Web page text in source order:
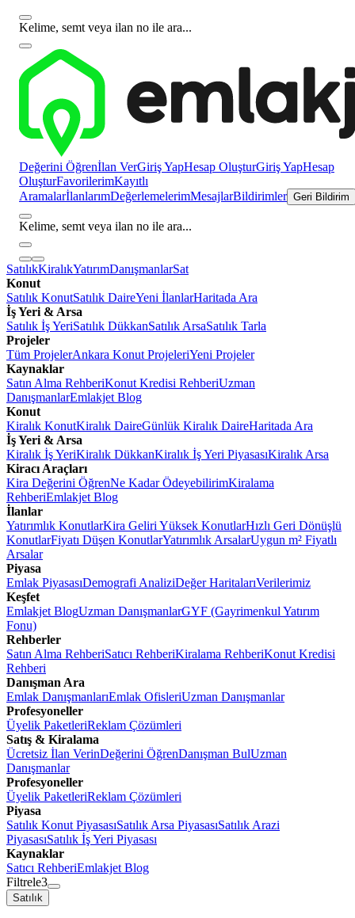
Kelime, semt veya ilan no ile ara...
Değerini Öğrenİlan VerGiriş YapHesap OluşturGiriş YapHesap
OluşturFavorilerimKayıtlı
AramalarİlanlarımDeğerlemelerimMesajlarBildirimler Geri Bildirim
Kelime, semt veya ilan no ile ara...
SatılıkKiralıkYatırımDanışmanlarSat
Konut
Satılık KonutSatılık DaireYeni İlanlarHaritada Ara
İş Yeri & Arsa
Satılık İş YeriSatılık DükkanSatılık ArsaSatılık Tarla
Projeler
Tüm ProjelerAnkara Konut ProjeleriYeni Projeler
Kaynaklar
Satın Alma RehberiKonut Kredisi RehberiUzman
DanışmanlarEmlakjet Blog
Konut
Kiralık KonutKiralık DaireGünlük Kiralık DaireHaritada Ara
İş Yeri & Arsa
Kiralık İş YeriKiralık DükkanKiralık İş Yeri PiyasasıKiralık Arsa
Kiracı Araçları
Kira Değerini ÖğrenNe Kadar ÖdeyebilirimKiralama
RehberiEmlakjet Blog
İlanlar
Yatırımlık KonutlarKira Geliri Yüksek KonutlarHızlı Geri Dönüşlü
KonutlarFiyatı Düşen KonutlarYatırımlık ArsalarUygun m² Fiyatlı
Arsalar
Piyasa
Emlak PiyasasıDemografi AnaliziDeğer HaritalarıVerilerimiz
Keşfet
Emlakjet BlogUzman DanışmanlarGYF (Gayrimenkul Yatırım
Fonu)
Rehberler
Satın Alma RehberiSatıcı RehberiKiralama RehberiKonut Kredisi
Rehberi
Danışman Ara
Emlak DanışmanlarıEmlak OfisleriUzman Danışmanlar
Profesyoneller
Üyelik PaketleriReklam Çözümleri
Satış & Kiralama
Ücretsiz İlan VerinDeğerini ÖğrenDanışman BulUzman
Danışmanlar
Profesyoneller
Üyelik PaketleriReklam Çözümleri
Piyasa
Satılık Konut PiyasasıSatılık Arsa PiyasasıSatılık Arazi
PiyasasıSatılık İş Yeri Piyasası
Kaynaklar
Satıcı RehberiEmlakjet Blog
Filtrele3
Satılık